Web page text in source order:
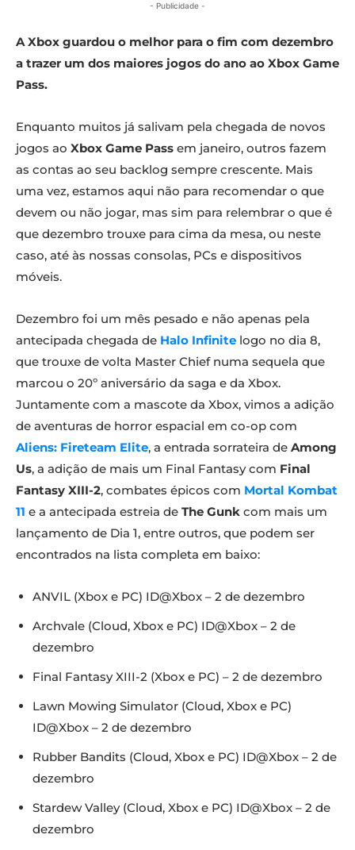
- Publicidade -
A Xbox guardou o melhor para o fim com dezembro
a trazer um dos maiores jogos do ano ao Xbox Game
Pass.
Enquanto muitos já salivam pela chegada de novos
jogos ao Xbox Game Pass em janeiro, outros fazem
as contas ao seu backlog sempre crescente. Mais
uma vez, estamos aqui não para recomendar o que
devem ou não jogar, mas sim para relembrar o que é
que dezembro trouxe para cima da mesa, ou neste
caso, até às nossas consolas, PCs e dispositivos
móveis.
Dezembro foi um mês pesado e não apenas pela
antecipada chegada de Halo Infinite logo no dia 8,
que trouxe de volta Master Chief numa sequela que
marcou o 20º aniversário da saga e da Xbox.
Juntamente com a mascote da Xbox, vimos a adição
de aventuras de horror espacial em co-op com
Aliens: Fireteam Elite, a entrada sorrateira de Among
Us, a adição de mais um Final Fantasy com Final
Fantasy XIII-2, combates épicos com Mortal Kombat
11 e a antecipada estreia de The Gunk com mais um
lançamento de Dia 1, entre outros, que podem ser
encontrados na lista completa em baixo:
ANVIL (Xbox e PC) ID@Xbox – 2 de dezembro
Archvale (Cloud, Xbox e PC) ID@Xbox – 2 de
dezembro
Final Fantasy XIII-2 (Xbox e PC) – 2 de dezembro
Lawn Mowing Simulator (Cloud, Xbox e PC)
ID@Xbox – 2 de dezembro
Rubber Bandits (Cloud, Xbox e PC) ID@Xbox – 2 de
dezembro
Stardew Valley (Cloud, Xbox e PC) ID@Xbox – 2 de
dezembro